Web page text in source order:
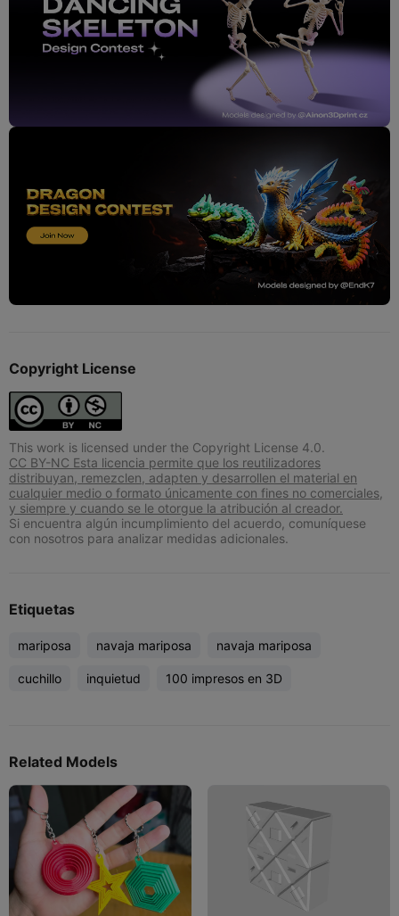
Copyright License
This work is licensed under the Copyright License 4.0.
CC BY-NC Esta licencia permite que los reutilizadores
distribuyan, remezclen, adapten y desarrollen el material en
cualquier medio o formato únicamente con fines no comerciales,
y siempre y cuando se le otorgue la atribución al creador.
Si encuentra algún incumplimiento del acuerdo, comuníquese
con nosotros para analizar medidas adicionales.
Etiquetas
mariposa navaja mariposa navaja mariposa
cuchillo inquietud 100 impresos en 3D
Related Models